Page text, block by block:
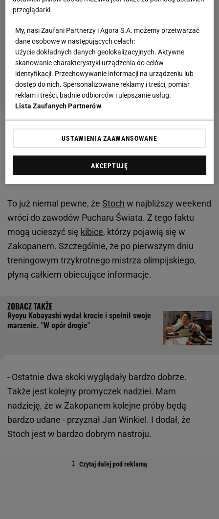
Kamil Stoch wrócił na skocznię. "Dwa bardzo dobre
skoki"
To już niemal pewne, że Stoch w najbliższy weekend
wróci do zawodów Pucharu Świata. Z tego faktu
mogą ucieszyć się kibice, którzy pojawią się w
Zakopanem. Szczególnie, że po pierwszym dniu
treningowym trzykrotnego mistrza olimpijskiego,
płyną całkiem obiecujące informacje.
Ryoyu Kobayashi wydał krocie i spełnił swoje
marzenie. "W opór drogie"
- Ostatnie dwa skoki wyglądały bardzo dobrze.
Także jest kolejny promyczek nadziei. Mam
nadzieję, że w Zakopanem kolejne próby będą
bardzo udane - przyznał Jan Winkiel. I dodał, że
Stoch jest w bardzo dobrym nastroju.
przeglądarki.
My, nasi Zaufani Partnerzy i Agora S.A. możemy przetwarzać
dane osobowe w następujących celach:
Użycie dokładnych danych geolokalizacyjnych. Aktywne
skanowanie charakterystyki urządzenia do celów
identyfikacji. Przechowywanie informacji na urządzeniu lub
dostęp do nich. Spersonalizowane reklamy i treści, pomiar
reklam i treści, badnie odbiorców i ulepszanie usług.
Lista Zaufanych Partnerów
USTAWIENIA ZAAWANSOWANE
AKCEPTUJĘ